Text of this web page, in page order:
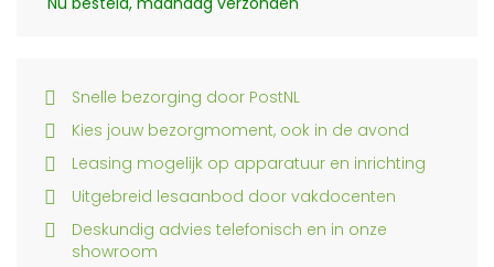
Snelle bezorging door PostNL
Kies jouw bezorgmoment, ook in de avond
Leasing mogelijk op apparatuur en inrichting
Uitgebreid lesaanbod door vakdocenten
Deskundig advies telefonisch en in onze
showroom